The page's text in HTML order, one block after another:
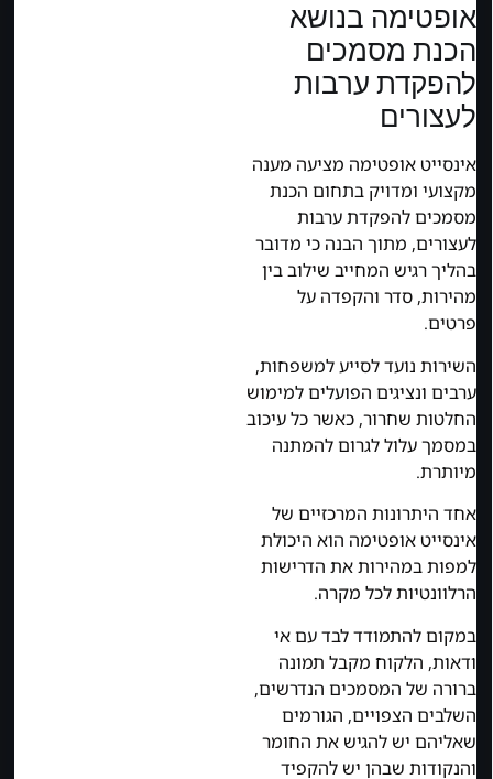
אופטימה בנושא
הכנת מסמכים
להפקדת ערבות
לעצורים
אינסייט אופטימה מציעה מענה
מקצועי ומדויק בתחום הכנת
מסמכים להפקדת ערבות
לעצורים, מתוך הבנה כי מדובר
בהליך רגיש המחייב שילוב בין
מהירות, סדר והקפדה על
פרטים.
השירות נועד לסייע למשפחות,
ערבים ונציגים הפועלים למימוש
החלטות שחרור, כאשר כל עיכוב
במסמך עלול לגרום להמתנה
מיותרת.
אחד היתרונות המרכזיים של
אינסייט אופטימה הוא היכולת
למפות במהירות את הדרישות
הרלוונטיות לכל מקרה.
במקום להתמודד לבד עם אי
ודאות, הלקוח מקבל תמונה
ברורה של המסמכים הנדרשים,
השלבים הצפויים, הגורמים
שאליהם יש להגיש את החומר
והנקודות שבהן יש להקפיד